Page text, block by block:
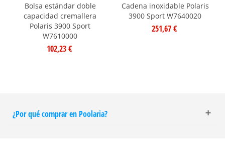
Bolsa estándar doble
capacidad cremallera
Polaris 3900 Sport
W7610000
102,23 €
Cadena inoxidable Polaris
3900 Sport W7640020
251,67 €
¿Por qué comprar en Poolaria?